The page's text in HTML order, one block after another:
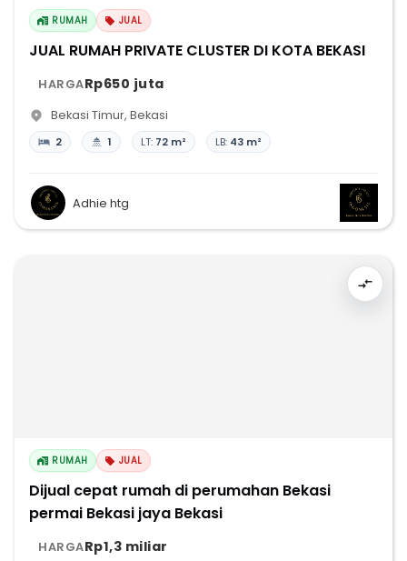
RUMAH JUAL
JUAL RUMAH PRIVATE CLUSTER DI KOTA BEKASI
HARGARp650 juta
Bekasi Timur, Bekasi
2 1 LT: 72 m² LB: 43 m²
Adhie htg
RUMAH JUAL
Dijual cepat rumah di perumahan Bekasi
permai Bekasi jaya Bekasi
HARGARp1,3 miliar